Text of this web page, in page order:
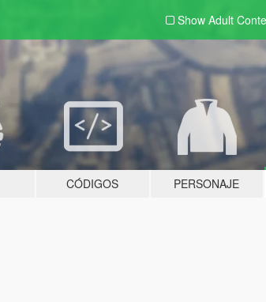
Show Adult
CÓDIGOS PERSONAJE